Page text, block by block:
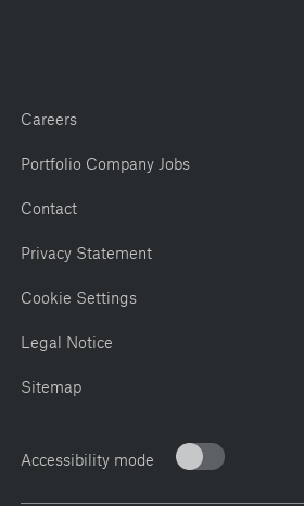
Careers
Portfolio Company Jobs
Contact
Privacy Statement
Cookie Settings
Legal Notice
Sitemap
Accessibility mode